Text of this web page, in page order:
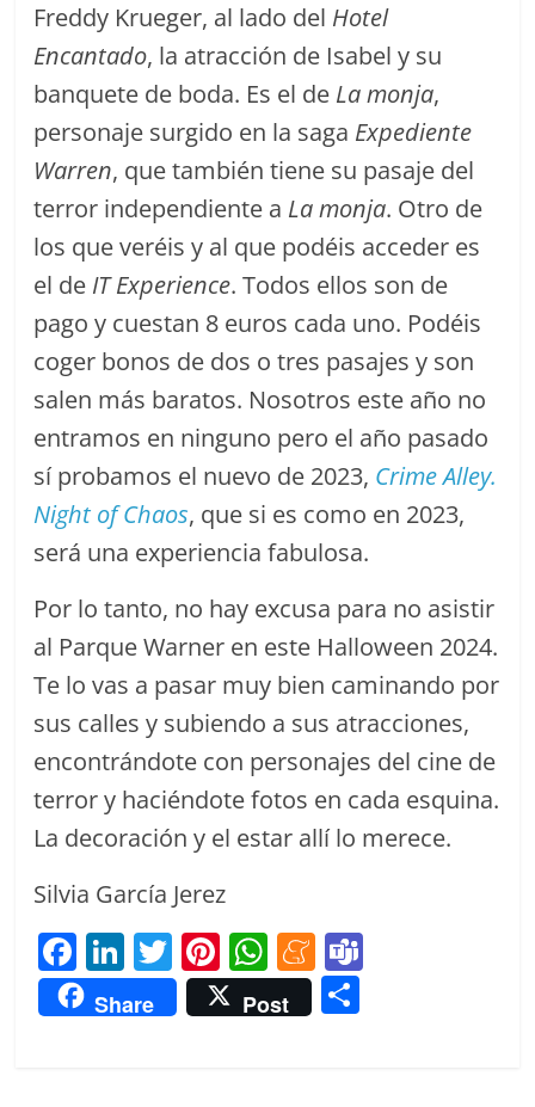
Freddy Krueger, al lado del Hotel
Encantado, la atracción de Isabel y su
banquete de boda. Es el de La monja,
personaje surgido en la saga Expediente
Warren, que también tiene su pasaje del
terror independiente a La monja. Otro de
los que veréis y al que podéis acceder es
el de IT Experience. Todos ellos son de
pago y cuestan 8 euros cada uno. Podéis
coger bonos de dos o tres pasajes y son
salen más baratos. Nosotros este año no
entramos en ninguno pero el año pasado
sí probamos el nuevo de 2023, Crime Alley.
Night of Chaos, que si es como en 2023,
será una experiencia fabulosa.
Por lo tanto, no hay excusa para no asistir
al Parque Warner en este Halloween 2024.
Te lo vas a pasar muy bien caminando por
sus calles y subiendo a sus atracciones,
encontrándote con personajes del cine de
terror y haciéndote fotos en cada esquina.
La decoración y el estar allí lo merece.
Silvia García Jerez
F
a
c
Li
n
k
T
w
itt
Pi
nt
er
W
h
at
M
e
n
Share Post